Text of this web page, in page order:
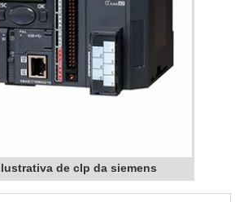
de clp da siemens